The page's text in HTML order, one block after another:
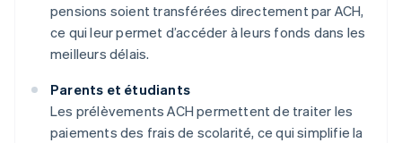
pensions soient transférées directement par ACH,
ce qui leur permet d’accéder à leurs fonds dans les
meilleurs délais.
Parents et étudiants
Les prélèvements ACH permettent de traiter les
paiements des frais de scolarité, ce qui simplifie la